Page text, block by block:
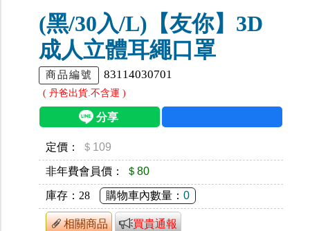
(黑/30入/L)【友你】3D
成人立體耳繩口罩
商品編號 83114030701
( 丹爸出貨.不含運 )
定價： ＄109
非年費會員價： ＄80
庫存： 28 購物車內數量： 0
相關商品 買貴通報